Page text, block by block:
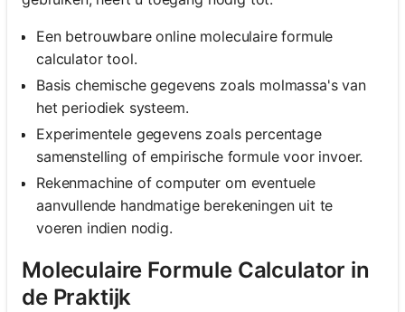
Een betrouwbare online moleculaire formule
calculator tool.
Basis chemische gegevens zoals molmassa's van
het periodiek systeem.
Experimentele gegevens zoals percentage
samenstelling of empirische formule voor invoer.
Rekenmachine of computer om eventuele
aanvullende handmatige berekeningen uit te
voeren indien nodig.
Moleculaire Formule Calculator in
de Praktijk